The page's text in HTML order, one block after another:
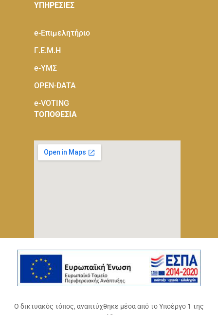
ΥΠΗΡΕΣΙΕΣ
e-Eπιμελητήριο
Γ.Ε.Μ.Η
e-ΥΜΣ
OPEN-DATA
e-VOTING
ΤΟΠΟΘΕΣΙΑ
Ο δικτυακός τόπος, αναπτύχθηκε μέσα από το Υποέργο 1 της